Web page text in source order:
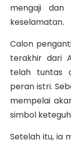
mengaji dan
keselamatan.
Calon
terakhir dari
telah tuntas
peran istri.
mempelai
simbol
Setelah itu, ia